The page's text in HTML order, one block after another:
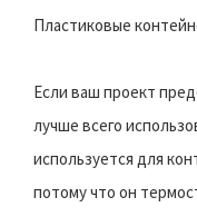
Пластиковые
Если ваш проект
лучше всего
используется для
потому что он